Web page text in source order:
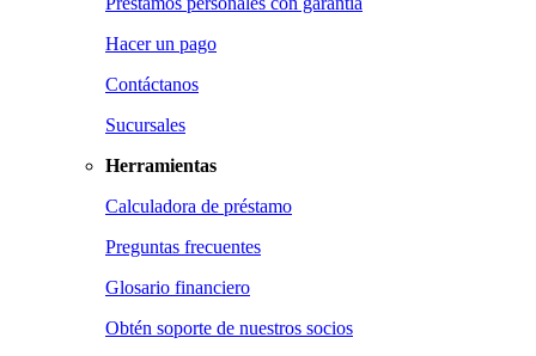
Hacer un pago
Contáctanos
Sucursales
Herramientas
Calculadora de préstamo
Preguntas frecuentes
Glosario financiero
Obtén soporte de nuestros socios